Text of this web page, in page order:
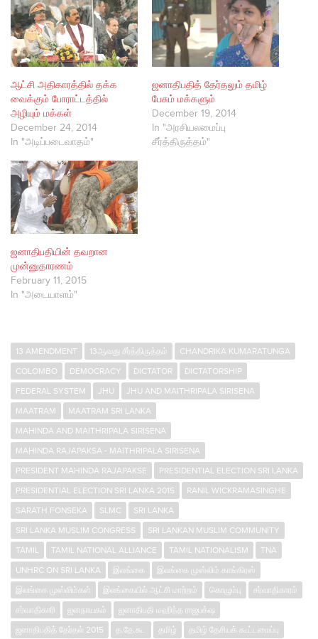
ஆட்சி அதிகாரத்தில் தக்க
வைக்கும் போராட்டத்தில்
அழியும் மக்கள்
December 24, 2014
In "அடிப்படைவாதம்"
ஜனாதிபதித் தேர்தலும் தமிழ்
பேசும் மக்களும்
December 19, 2014
In "அரசியலமைப்பு
சீர்த்திருத்தம்"
ஜனாதிபதியின் தவறான
முன்னுதாரணம்
February 11, 2015
In "அடையாளம்"
13 AMENDMENT 13ஆவது சீர்த்திருத்தம்
CHANDRIKA KUMARATUNGA
COLOMBO
DEMOCRACY DICTATOR
DICTATORSHIP
FEDERAL SYSTEM
JHU
JHU AND MAITHRIPALA SIRISENA
MAATRAM
MAATRAM SRI LANKA
MAHINDA AND MAITHRIPALA SIRISENA
MAHINDA RAJAPAKSA - MAITHRIPALA SIRISENA
PRESIDENT MAHINDA RAJAPAKSE
PRESIDENTIAL ELECTION SRI LANKA
PRESIDENTIAL ELECTION SRI LANKA 2015
RANIL WICKRAMASINGHE
SARATH FONSEKA
SLMC
SRI LANKA
SRI LANKA MUSLIM CONGRESS
SRI LANKAN MUSLIM COMMUNITY
TAMIL
TAMIL NATIONAL ALLIANCE TAMIL NATIONALISM
TNA
UNHRC ON SRI LANKA
இலங்கை
இலங்கை முஸ்லிம் காங்கிரஸ்
இலங்கை முஸ்லிம்கள்
இலங்கையில் ஆட்சி மாற்றம் கொழும்பு
சர்வாதிகாரம்
சர்வாதிகாரி
ஜனநாயகம்
ஜனாதிபதி மஹிந்த ராஜபக்‌ஷ
ஜனாதிபதித் தேர்தல் 2015
த.தே.கூ. தமிழ்
தமிழ் தேசியக் கூட்டமைப்பு